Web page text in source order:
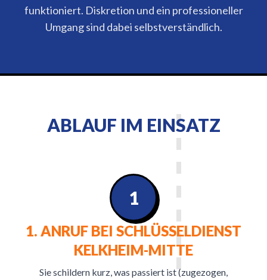
funktioniert. Diskretion und ein professioneller
Umgang sind dabei selbstverständlich.
ABLAUF IM EINSATZ
1. ANRUF BEI SCHLÜSSELDIENST
KELKHEIM-MITTE
Sie schildern kurz, was passiert ist (zugezogen,
1